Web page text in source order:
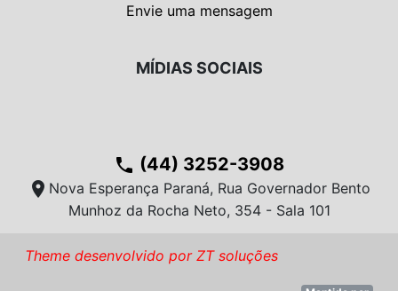
Envie uma mensagem
MÍDIAS SOCIAIS
phone (44) 3252-3908
location_on Nova Esperança Paraná, Rua Governador Bento
Munhoz da Rocha Neto, 354 - Sala 101
Theme desenvolvido por ZT soluções